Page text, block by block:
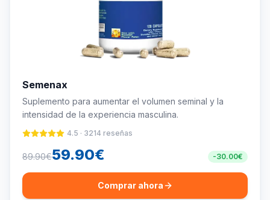
Semenax
Suplemento para aumentar el volumen seminal y la
intensidad de la experiencia masculina.
4.5 · 3214 reseñas
89.90€59.90€ -30.00€
Comprar ahora